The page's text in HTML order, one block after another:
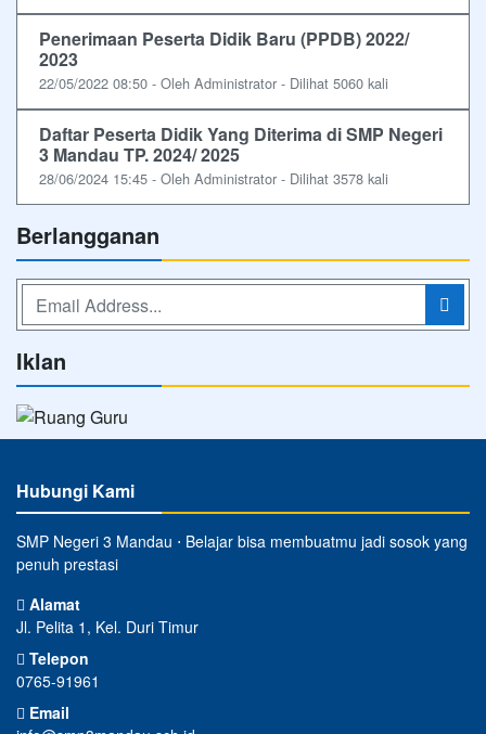
Penerimaan Peserta Didik Baru (PPDB) 2022/
2023
22/05/2022 08:50 - Oleh Administrator - Dilihat 5060 kali
Daftar Peserta Didik Yang Diterima di SMP Negeri
3 Mandau TP. 2024/ 2025
28/06/2024 15:45 - Oleh Administrator - Dilihat 3578 kali
Berlangganan
Iklan
Hubungi Kami
SMP Negeri 3 Mandau ⋅ Belajar bisa membuatmu jadi sosok yang
penuh prestasi
Alamat
Jl. Pelita 1, Kel. Duri Timur
Telepon
0765-91961
Email